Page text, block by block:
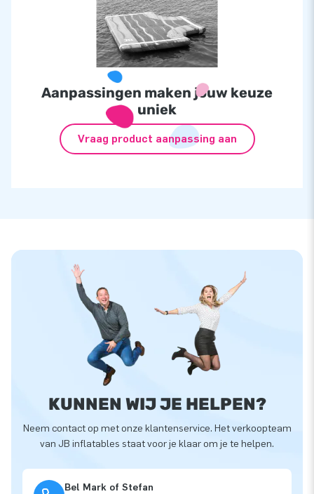
Aanpassingen maken jouw keuze
uniek
Vraag product aanpassing aan
KUNNEN WIJ JE HELPEN?
Neem contact op met onze klantenservice. Het verkoopteam
van JB inflatables staat voor je klaar om je te helpen.
Bel Mark of Stefan